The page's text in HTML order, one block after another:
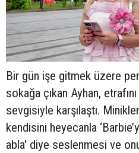
Bir gün işe gitmek üzere
sokağa çıkan Ayhan,
sevgisiyle karşılaştı.
kendisini heyecanla
abla' diye seslenmesi ve